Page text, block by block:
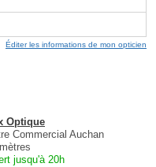
Éditer les informations de mon opticien
Optique
Commercial Auchan
jusqu'à 20h